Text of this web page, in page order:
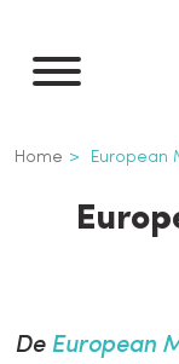
naar
inhoud
Home European
De European